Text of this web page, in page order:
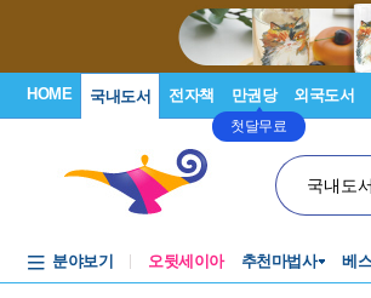
HOME 국내도서 전자책 만권당
첫달무료
외국도서
국내도
분야보기 오뒷세이아 추천마법사 베